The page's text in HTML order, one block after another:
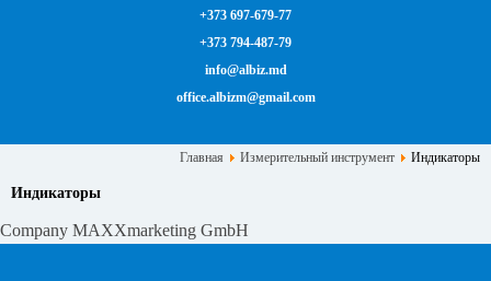
+373 697-679-77
+373 794-487-79
info@albiz.md
office.albizm@gmail.com
Главная Измерительный инструмент Индикаторы
Индикаторы
Company MAXXmarketing GmbH